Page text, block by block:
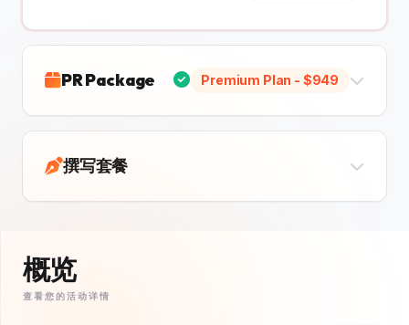
PR Package Premium Plan - $949
撰写套餐
概览
查看您的活动详情